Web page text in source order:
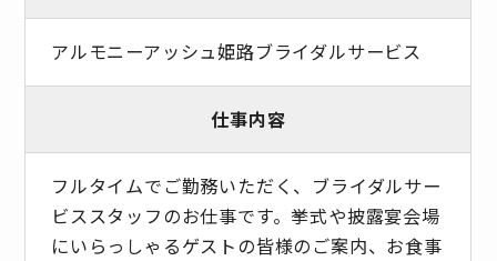
アルモニーアッシュ姫路ブライダルサービス
仕事内容
フルタイムでご勤務いただく、ブライダルサー
ビススタッフのお仕事です。挙式や披露宴会場
にいらっしゃるゲストの皆様のご案内、お食事